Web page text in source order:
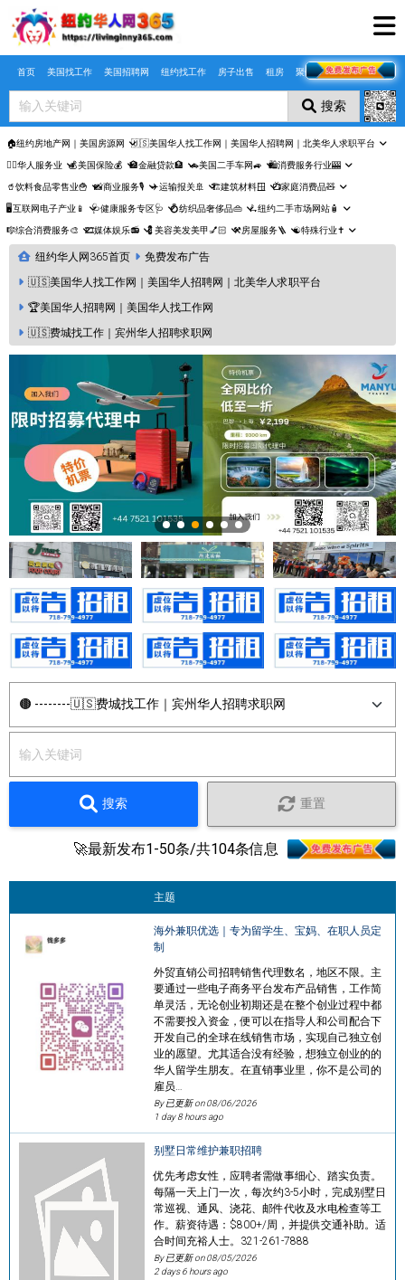
Skip to main content
首页 美国找工作 美国招聘网 纽约找工作 房子出售 租房 聚合页
搜索
🏠纽约房地产网｜美国房源网 🇺🇸美国华人找工作网｜美国华人招聘网｜北美华人求职平台
🤵‍♀️华人服务业 💰美国保险💰 🏦金融贷款🏦 🚗美国二手车网🚙 🛍️消费服务行业🎰
🥤饮料食品零售业🍟 📸商业服务🎙️ ✈️运输报关🚢 🏗️建筑材料🪟 📺家庭消费品🧸
🖥️互联网电子产业📱 🩺健康服务专区🩺 💍纺织品奢侈品👜 🛴纽约二手市场网站🧴
🎼综合消费服务🎨 🎞️媒体娱乐📻 💈美容美发美甲💅🏻 ⚒️房屋服务🪜 ☯️特殊行业✝️
纽约华人网365首页
免费发布广告
🇺🇸美国华人找工作网｜美国华人招聘网｜北美华人求职平台
🏆美国华人招聘网｜美国华人找工作网
🇺🇸费城找工作｜宾州华人招聘求职网
搜索 重置
🚀最新发布1-50条/共104条信息
主题
海外兼职优选｜专为留学生、宝妈、在职人员定
制
外贸直销公司招聘销售代理数名，地区不限。主
要通过一些电子商务平台发布产品销售，工作简
单灵活，无论创业初期还是在整个创业过程中都
不需要投入资金，便可以在指导人和公司配合下
开发自己的全球在线销售市场，实现自己独立创
业的愿望。尤其适合没有经验，想独立创业的的
华人留学生朋友。在直销事业里，你不是公司的
雇员…
By 已更新 on08/06/2026
1 day 8 hours ago
别墅日常维护兼职招聘
优先考虑女性，应聘者需做事细心、踏实负责。
每隔一天上门一次，每次约3-5小时，完成别墅日
常巡视、通风、浇花、邮件代收及水电检查等工
作。薪资待遇：$800+/周，并提供交通补助。适
合时间充裕人士。321-261-7888
By 已更新 on08/05/2026
2 days 6 hours ago